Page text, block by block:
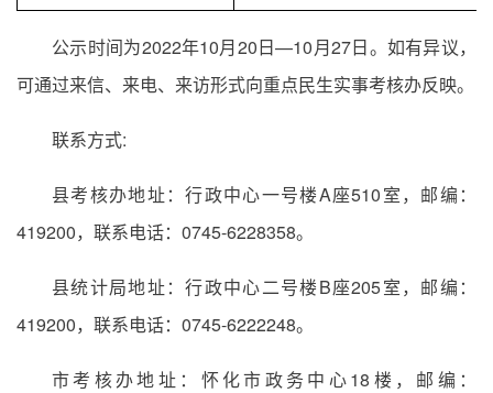
公示时间为2022年10月20日—10月27日。如有异议，
可通过来信、来电、来访形式向重点民生实事考核办反映。
联系方式:
县考核办地址：行政中心一号楼A座510室，邮编：
419200，联系电话：0745-6228358。
县统计局地址：行政中心二号楼B座205室，邮编：
419200，联系电话：0745-6222248。
市考核办地址：怀化市政务中心18楼，邮编：